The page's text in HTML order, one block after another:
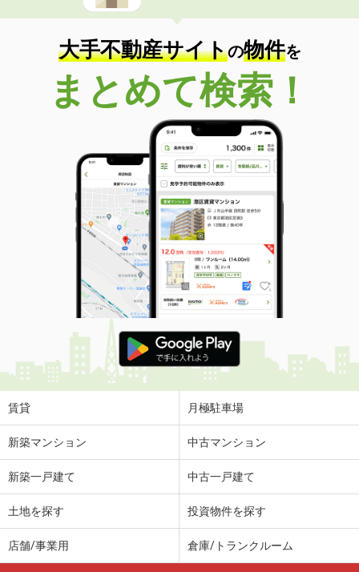
大手不動産サイトの物件を
まとめて検索！
賃貸 月極駐車場
新築マンション 中古マンション
新築一戸建て 中古一戸建て
土地を探す 投資物件を探す
店舗/事業用 倉庫/トランクルーム